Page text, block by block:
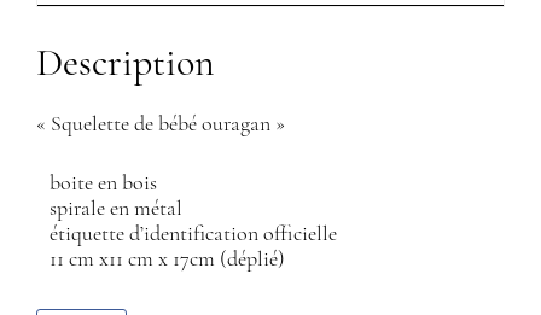
Description
« Squelette de bébé ouragan »
boite en bois
spirale en métal
étiquette d’identification officielle
11 cm x11 cm x 17cm (déplié)